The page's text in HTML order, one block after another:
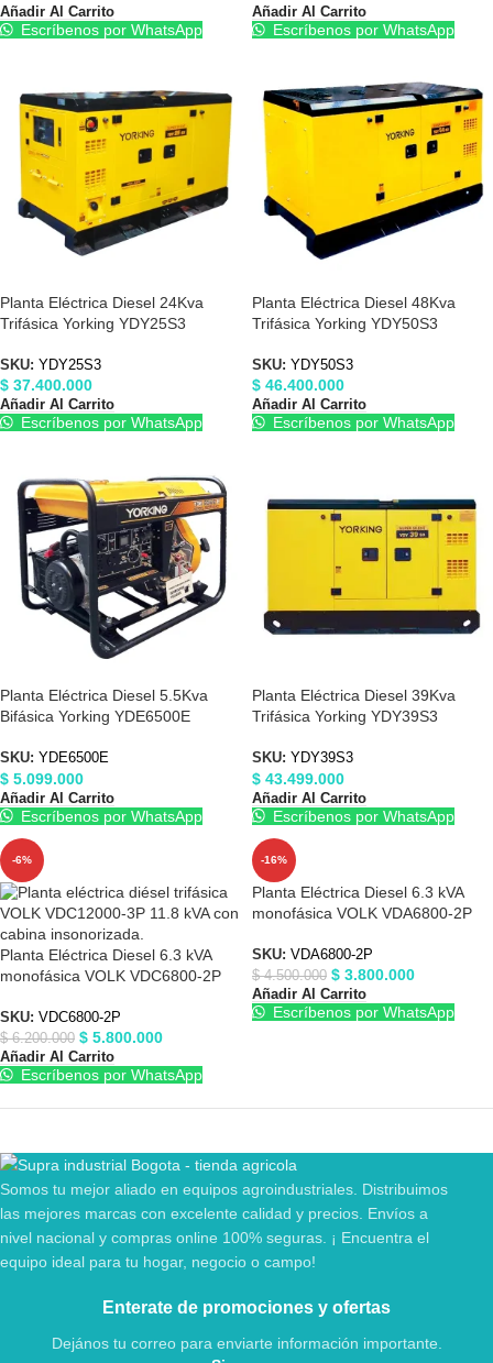
Añadir Al Carrito
Escríbenos por WhatsApp
Añadir Al Carrito
Escríbenos por WhatsApp
Planta Eléctrica Diesel 24Kva
Trifásica Yorking YDY25S3
SKU: YDY25S3
$ 37.400.000
Añadir Al Carrito
Escríbenos por WhatsApp
Planta Eléctrica Diesel 48Kva
Trifásica Yorking YDY50S3
SKU: YDY50S3
$ 46.400.000
Añadir Al Carrito
Escríbenos por WhatsApp
Planta Eléctrica Diesel 5.5Kva
Bifásica Yorking YDE6500E
SKU: YDE6500E
$ 5.099.000
Añadir Al Carrito
Escríbenos por WhatsApp
Planta Eléctrica Diesel 39Kva
Trifásica Yorking YDY39S3
SKU: YDY39S3
$ 43.499.000
Añadir Al Carrito
Escríbenos por WhatsApp
-6%
Planta Eléctrica Diesel 6.3 kVA
monofásica VOLK VDC6800-2P
SKU: VDC6800-2P
$6.200.000 $ 5.800.000
Añadir Al Carrito
Escríbenos por WhatsApp
-16%
Planta Eléctrica Diesel 6.3 kVA
monofásica VOLK VDA6800-2P
SKU: VDA6800-2P
$4.500.000 $ 3.800.000
Añadir Al Carrito
Escríbenos por WhatsApp
Somos tu mejor aliado en equipos agroindustriales. Distribuimos
las mejores marcas con excelente calidad y precios. Envíos a
nivel nacional y compras online 100% seguras. ¡ Encuentra el
equipo ideal para tu hogar, negocio o campo!
Enterate de promociones y ofertas
Dejános tu correo para enviarte información importante.